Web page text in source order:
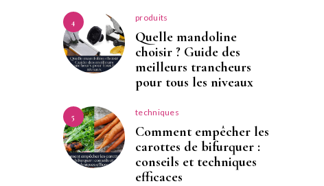
4 produits
Quelle mandoline
choisir ? Guide des
meilleurs trancheurs
pour tous les niveaux
5 techniques
Comment empêcher les
carottes de bifurquer :
conseils et techniques
efficaces